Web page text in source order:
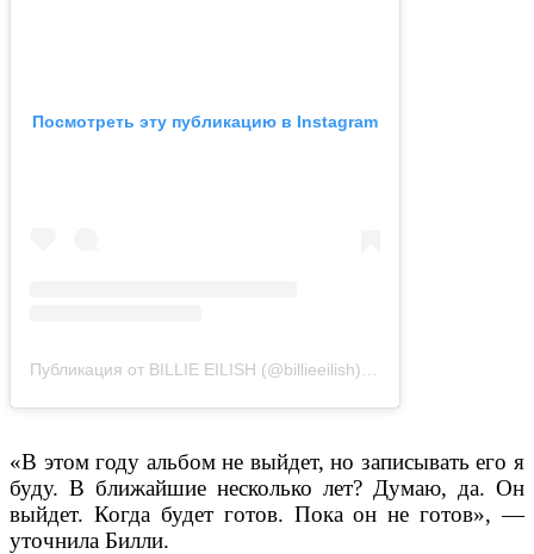
Посмотреть эту публикацию в Instagram
«В этом году альбом не выйдет, но записывать его я
буду. В ближайшие несколько лет? Думаю, да. Он
выйдет. Когда будет готов. Пока он не готов», —
уточнила Билли.